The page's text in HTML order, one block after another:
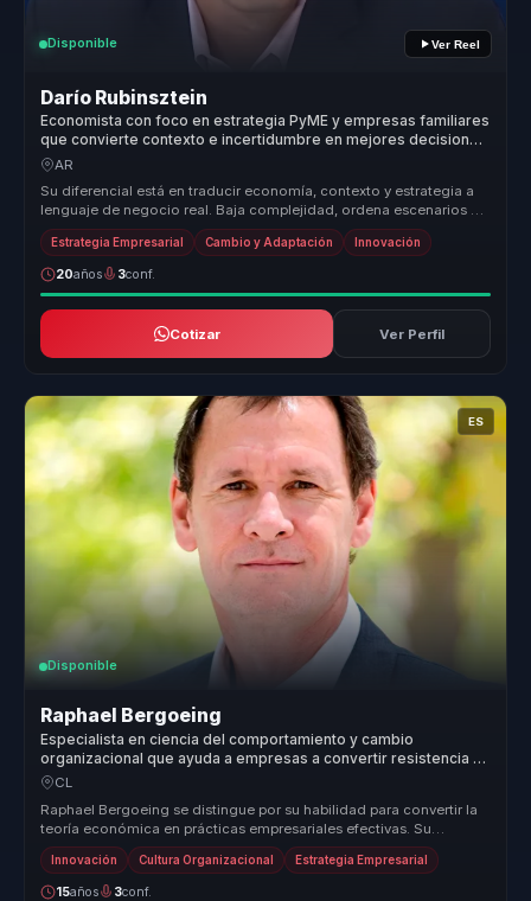
Disponible Ver Reel
Darío Rubinsztein
Economista con foco en estrategia PyME y empresas familiares
que convierte contexto e incertidumbre en mejores decisiones
para líderes de negocio.
AR
Su diferencial está en traducir economía, contexto y estrategia a
lenguaje de negocio real. Baja complejidad, ordena escenarios y
convier...
Estrategia Empresarial Cambio y Adaptación Innovación
20años 3conf.
Cotizar Ver Perfil
ES
Disponible
Raphael Bergoeing
Especialista en ciencia del comportamiento y cambio
organizacional que ayuda a empresas a convertir resistencia al
cambio en productividad e innovación.
CL
Raphael Bergoeing se distingue por su habilidad para convertir la
teoría económica en prácticas empresariales efectivas. Su
enfoque en la...
Innovación Cultura Organizacional Estrategia Empresarial
15años 3conf.